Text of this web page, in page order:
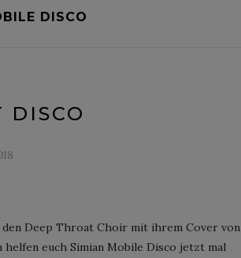
DISCO
DISCO
Deep Throat Choir mit ihrem Cover von
helfen euch Simian Mobile Disco jetzt mal